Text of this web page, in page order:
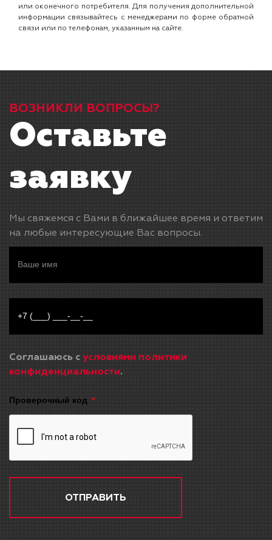
или оконечного потребителя. Для получения дополнительной
информации связывайтесь с менеджерами по форме обратной
связи или по телефонам, указанным на сайте.
ВОЗНИКЛИ ВОПРОСЫ?
Оставьте
заявку
Мы свяжемся с Вами в ближайшее время и ответим
на любые интересующие Вас вопросы.
Соглашаюсь с условиями политики
конфиденциальности.
Проверочный код
ОТПРАВИТЬ